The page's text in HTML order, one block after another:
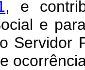
, e
e
Servidor